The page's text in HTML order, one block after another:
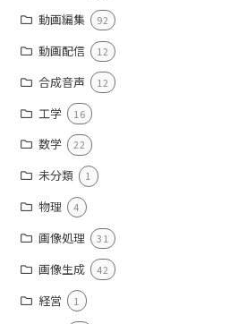
動画編集 92
動画配信 12
合成音声 12
工学 16
数学 22
未分類 1
物理 4
画像処理 31
画像生成 42
経営 1